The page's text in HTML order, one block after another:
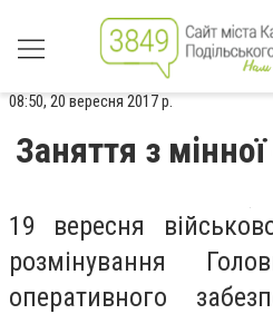
08:50, 20 вересня 2017 р.
Заняття з
19 вересня
розмінування
оперативного